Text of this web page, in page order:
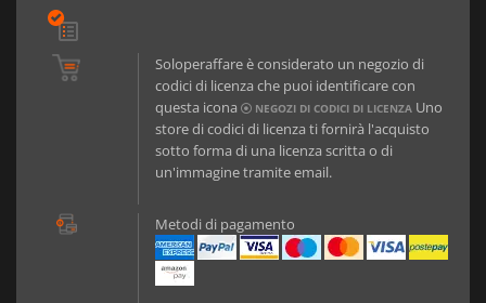
Soloperaffare è considerato un negozio di
codici di licenza che puoi identificare con
questa icona
NEGOZI DI CODICI DI LICENZA Uno
store di codici di licenza ti fornirà l'acquisto
sotto forma di una licenza scritta o di
un'immagine tramite email.
Metodi di pagamento